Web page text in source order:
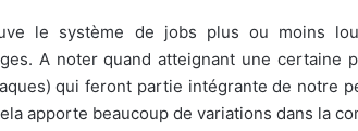
le système de jobs plus ou moins
A noter quand atteignant une certaine
qui feront partie intégrante de notre
apporte beaucoup de variations dans la